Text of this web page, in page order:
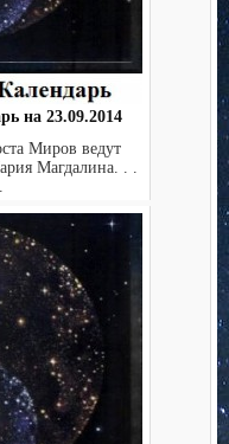
на 23.09.2014
Миров ведут
Магдалина. . .